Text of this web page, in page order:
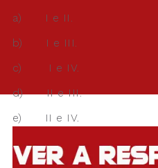
a) I e II.
b) I e III.
c) I e IV.
d) II e III.
e) II e IV.